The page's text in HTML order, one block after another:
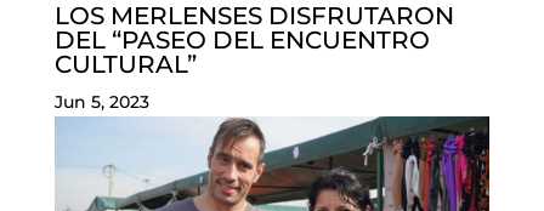
LOS MERLENSES DISFRUTARON
DEL “PASEO DEL ENCUENTRO
CULTURAL”
Jun 5, 2023